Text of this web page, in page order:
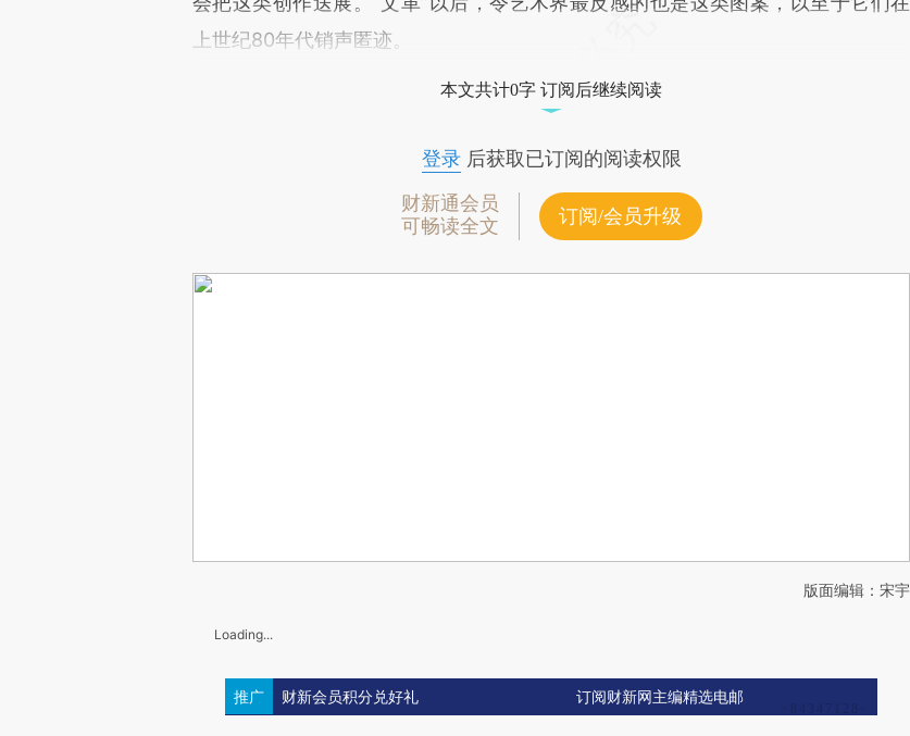
上世纪80年代销声匿迹。
本文共计0字 订阅后继续阅读
登录后获取已订阅的阅读权限
财新通会员
可畅读全文
订阅/会员升级
版面编辑：宋宇
Loading...
推广 财新会员积分兑好礼 订阅财新网主编精选电邮